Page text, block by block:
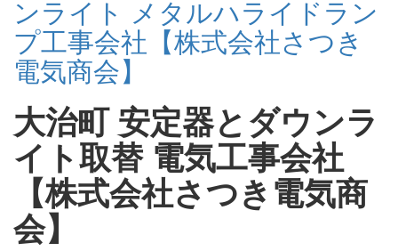
ンライト メタルハライドラン
プ工事会社【株式会社さつき
電気商会】
大治町 安定器とダウンラ
イト取替 電気工事会社
【株式会社さつき電気商
会】